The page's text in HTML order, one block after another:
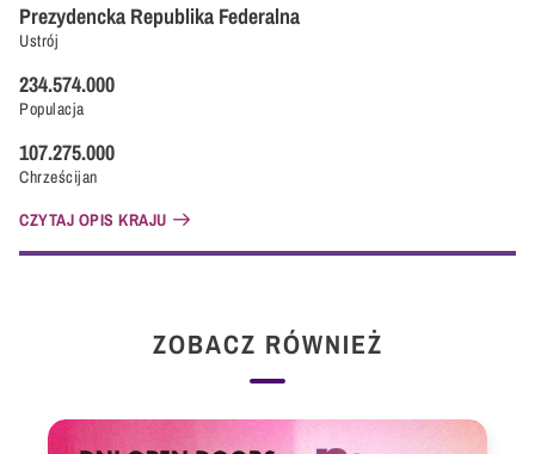
Ustrój
Prezydencka Republika Federalna
Populacja
234.574.000
Chrześcijan
107.275.000
CZYTAJ OPIS KRAJU
ZOBACZ RÓWNIEŻ